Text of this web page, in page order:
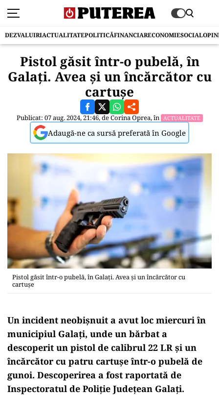
DEZVALUIRIACTUALITATEPOLITICĂFINANCIARECONOMIESOCIAL
Pistol găsit într-o pubelă, în
Galați. Avea și un încărcător cu
cartușe
Publicat: 07 aug. 2024, 21:46, deCorina Oprea, în ACTUALITATE
Adaugă-ne ca sursă preferată în Google
Pistol găsit într-o pubelă, în Galați. Avea și un încărcător cu
cartușe
Un incident neobișnuit a avut loc miercuri în
municipiul Galați, unde un bărbat a
descoperit un pistol de calibrul 22 LR și un
încărcător cu patru cartușe într-o pubelă de
gunoi. Descoperirea a fost raportată de
Inspectoratul de Poliție Județean Galați.